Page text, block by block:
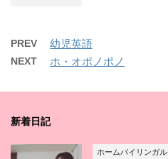
PREV 幼児英語
NEXT ホ・オポノポノ
新着日記
ホームバイリンガル